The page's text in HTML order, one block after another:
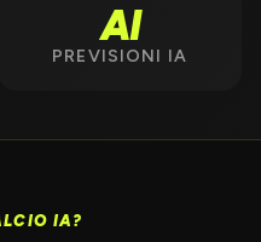
AI
PREVISIONI IA
IA?